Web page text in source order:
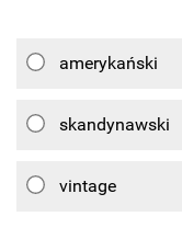
amerykański
skandynawski
vintage